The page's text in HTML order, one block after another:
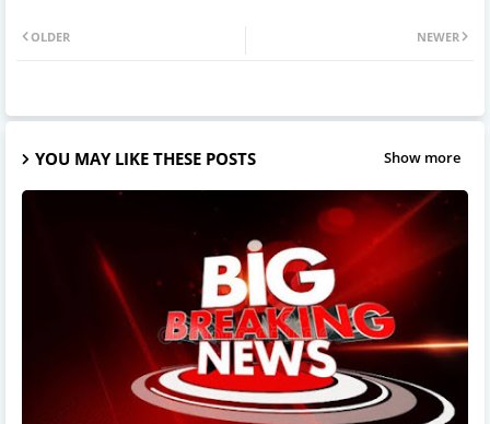
NEWER
OLDER
YOU MAY LIKE THESE POSTS Show more